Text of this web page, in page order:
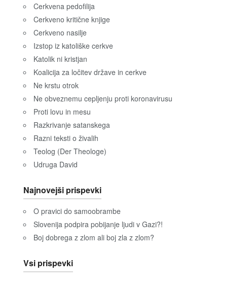
Cerkvena pedofilija
Cerkveno kritične knjige
Cerkveno nasilje
Izstop iz katoliške cerkve
Katolik ni kristjan
Koalicija za ločitev države in cerkve
Ne krstu otrok
Ne obveznemu cepljenju proti koronavirusu
Proti lovu in mesu
Razkrivanje satanskega
Razni teksti o živalih
Teolog (Der Theologe)
Udruga David
Najnovejši prispevki
O pravici do samoobrambe
Slovenija podpira pobijanje ljudi v Gazi?!
Boj dobrega z zlom ali boj zla z zlom?
Vsi prispevki